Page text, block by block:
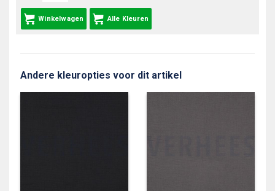
Winkelwagen Alle Kleuren
Andere kleuropties voor dit artikel